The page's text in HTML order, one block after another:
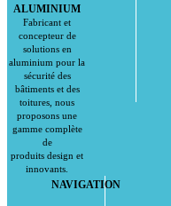
ALUMINIUM
Fabricant et
concepteur de
solutions en
aluminium pour la
sécurité des
bâtiments et des
toitures, nous
proposons une
gamme complète
de
produits design et
innovants.
NAVIGATION